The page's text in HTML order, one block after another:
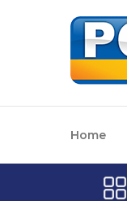
Home